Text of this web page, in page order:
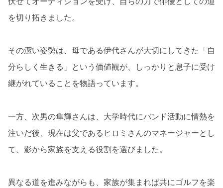
を切り拓きました。
その潔い姿勢は、母である伊代さんが大切にしてきた「自
分らしく生きる」という価値観が、しっかりと息子に受け
継がれていることを物語っています。
一方、次男の隼輝さんは、大学時代にバンド活動に情熱を
注いだ後、現在は父であるヒロミさんのマネージャーとし
て、影から家族を支える役割を選びました。
異なる道を進みながらも、家族が集まれば共にゴルフを楽